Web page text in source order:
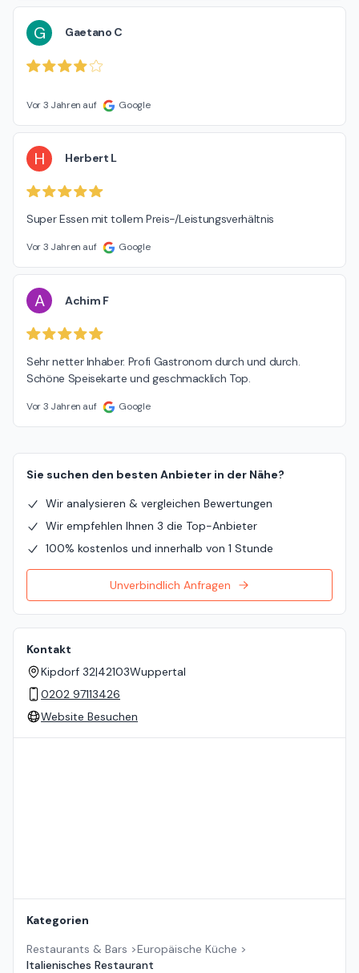
G Gaetano C
Vor 3 Jahren auf Google
H Herbert L
Super Essen mit tollem Preis-/Leistungsverhältnis
Vor 3 Jahren auf Google
A Achim F
Sehr netter Inhaber. Profi Gastronom durch und durch.
Schöne Speisekarte und geschmacklich Top.
Vor 3 Jahren auf Google
Sie suchen den besten Anbieter in der Nähe?
Wir analysieren & vergleichen Bewertungen
Wir empfehlen Ihnen 3 die Top-Anbieter
100% kostenlos und innerhalb von 1 Stunde
Unverbindlich Anfragen
Kontakt
Kipdorf 32|42103Wuppertal
0202 97113426
Website Besuchen
Kategorien
Restaurants & Bars >Europäische Küche >
Italienisches Restaurant